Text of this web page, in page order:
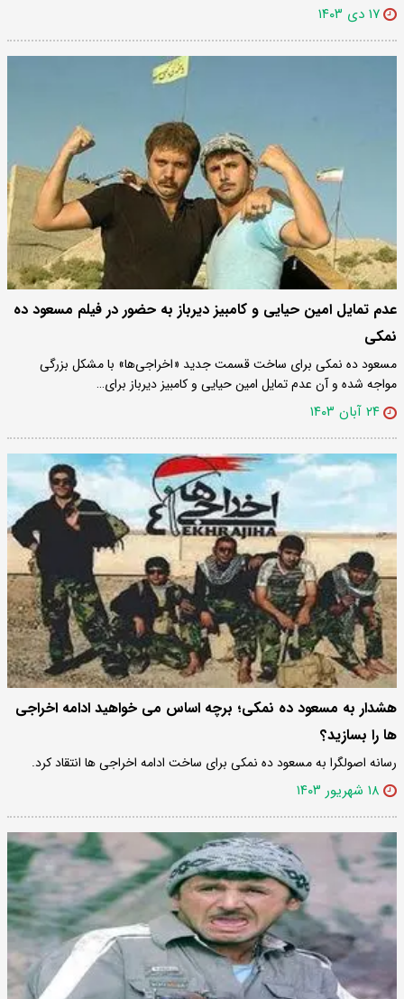
۱۷ دی ۱۴۰۳
عدم تمایل امین حیایی و کامبیز دیرباز به حضور در فیلم مسعود ده
نمکی
مسعود ده نمکی برای ساخت قسمت جدید «اخراجی‌ها» با مشکل بزرگی
مواجه شده و آن عدم تمایل امین حیایی و کامبیز دیرباز برای…
۲۴ آبان ۱۴۰۳
هشدار به مسعود ده نمکی؛ برچه اساس می خواهید ادامه اخراجی
ها را بسازید؟
رسانه اصولگرا به مسعود ده نمکی برای ساخت ادامه اخراجی ها انتقاد کرد.
۱۸ شهریور ۱۴۰۳